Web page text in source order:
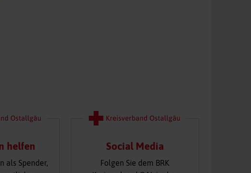
helfen
als Spender,
Social Media
Folgen Sie dem BRK